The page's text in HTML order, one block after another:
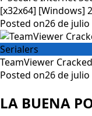
[x32x64] [Windows]
Posted on26 de julio
Serialers
TeamViewer
Posted on26 de julio
LA BUENA